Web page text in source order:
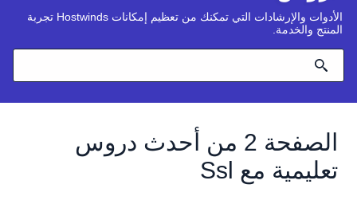
الأدوات والإرشادات التي تمكنك من تعظيم إمكانات Hostwinds تجربة
المنتج والخدمة.
الصفحة 2 من أحدث دروس
تعليمية مع Ssl